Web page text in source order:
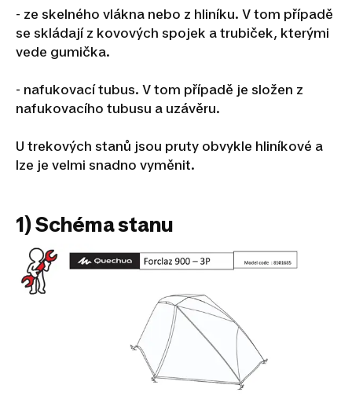
- ze skelného vlákna nebo z hliníku. V tom případě
se skládají z kovových spojek a trubiček, kterými
vede gumička.
- nafukovací tubus. V tom případě je složen z
nafukovacího tubusu a uzávěru.
U trekových stanů jsou pruty obvykle hliníkové a
lze je velmi snadno vyměnit.
1) Schéma stanu